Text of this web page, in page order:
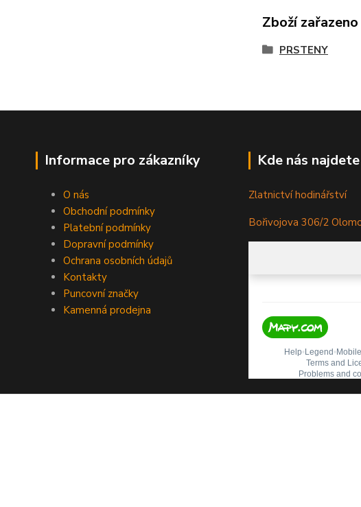
Zboží
PRSTENY
Informace pro zákazníky
O nás
Obchodní podmínky
Platební podmínky
Dopravní podmínky
Ochrana osobních údajů
Kontakty
Puncovní značky
Kamenná prodejna
Kde nás najdete
Zlatnictví hodinářství
Bořivojova 306/2